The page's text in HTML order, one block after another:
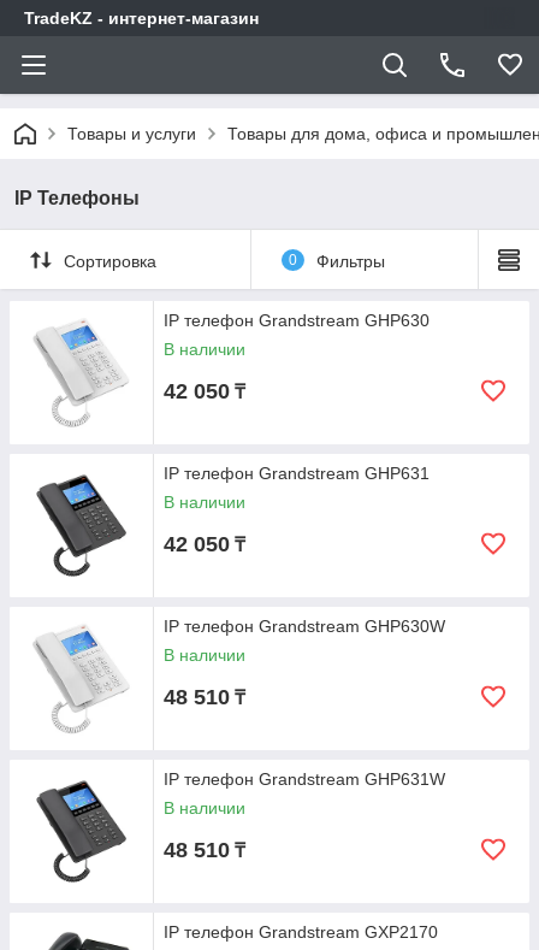
TradeKZ - интернет-магазин
Товары и услуги Товары для дома, офиса и
IP Телефоны
Сортировка 0 Фильтры
IP телефон Grandstream GHP630
В наличии
42 050 ₸
IP телефон Grandstream GHP631
В наличии
42 050 ₸
IP телефон Grandstream GHP630W
В наличии
48 510 ₸
IP телефон Grandstream GHP631W
В наличии
48 510 ₸
IP телефон Grandstream GXP2170